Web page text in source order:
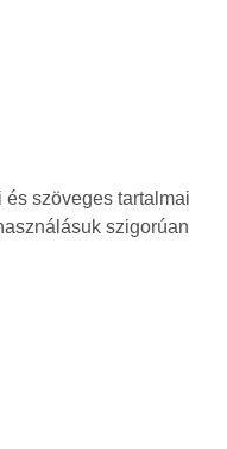
szöveges tartalmai
szigorúan